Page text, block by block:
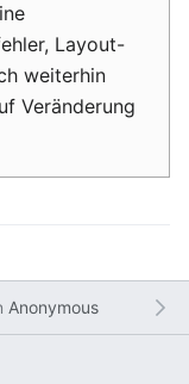
Layout-
weiterhin
Veränderung
Anonymous